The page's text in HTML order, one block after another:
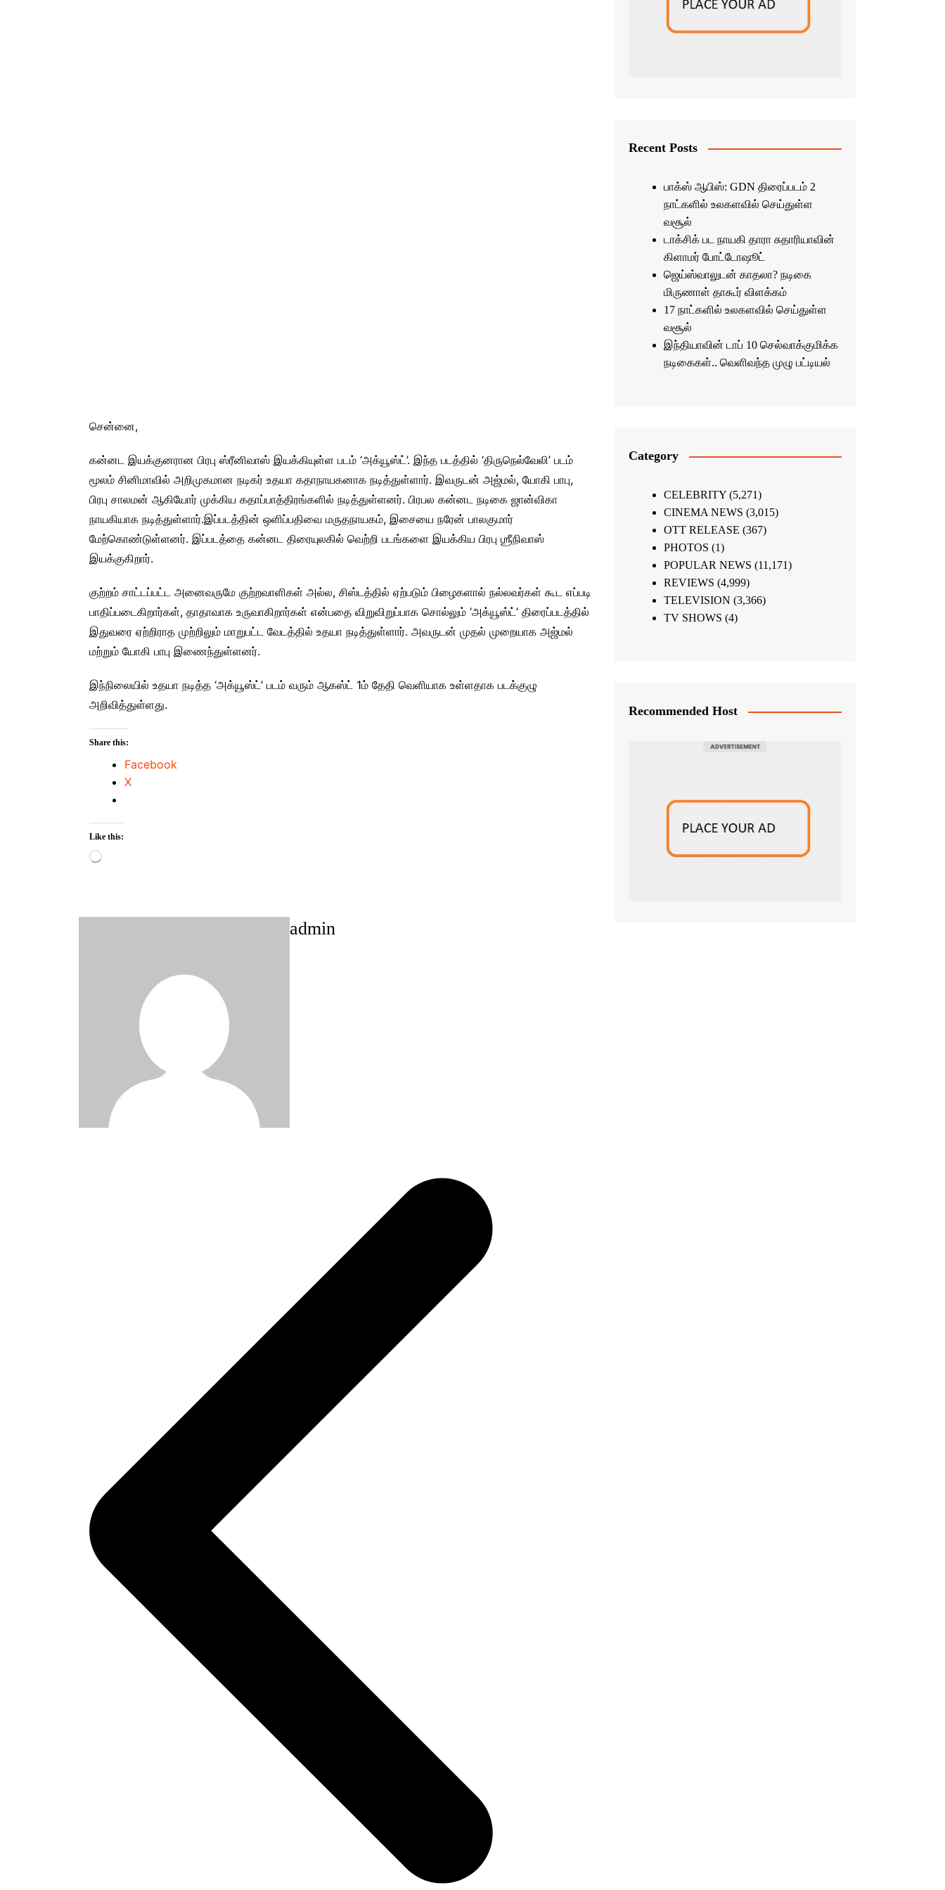
சென்னை,
கன்னட இயக்குனரான பிரபு ஸ்ரீனிவாஸ் இயக்கியுள்ள படம் ‘அக்யூஸ்ட்’. இந்த படத்தில் ‘திருநெல்வேலி’ படம்
மூலம் சினிமாவில் அறிமுகமான நடிகர் உதயா கதாநாயகனாக நடித்துள்ளார். இவருடன் அஜ்மல், யோகி பாபு,
பிரபு சாலமன் ஆகியோர் முக்கிய கதாப்பாத்திரங்களில் நடித்துள்ளனர். பிரபல கன்னட நடிகை ஜான்விகா
நாயகியாக நடித்துள்ளார்.இப்படத்தின் ஒளிப்பதிவை மருதநாயகம், இசையை நரேன் பாலகுமார்
மேற்கொண்டுள்ளனர். இப்படத்தை கன்னட திரையுலகில் வெற்றி படங்களை இயக்கிய பிரபு ஶ்ரீநிவாஸ்
இயக்குகிறார்.
குற்றம் சாட்டப்பட்ட அனைவருமே குற்றவாளிகள் அல்ல, சிஸ்டத்தில் ஏற்படும் பிழைகளால் நல்லவர்கள் கூட எப்படி
பாதிப்படைகிறார்கள், தாதாவாக உருவாகிறார்கள் என்பதை விறுவிறுப்பாக சொல்லும் ‘அக்யூஸ்ட்’ திரைப்படத்தில்
இதுவரை ஏற்றிராத முற்றிலும் மாறுபட்ட வேடத்தில் உதயா நடித்துள்ளார். அவருடன் முதல் முறையாக அஜ்மல்
மற்றும் யோகி பாபு இணைந்துள்ளனர்.
இந்நிலையில் உதயா நடித்த ‘அக்யூஸ்ட்’ படம் வரும் ஆகஸ்ட் 1ம் தேதி வெளியாக உள்ளதாக படக்குழு
அறிவித்துள்ளது.
Share this:
Facebook
X
Like this:
Loading…
admin
Recent Posts
பாக்ஸ் ஆபிஸ்: GDN திரைப்படம் 2
நாட்களில் உலகளவில் செய்துள்ள
வசூல்
டாக்சிக் பட நாயகி தாரா சுதாரியாவின்
கிளாமர் போட்டோஷூட்
ஜெய்ஸ்வாலுடன் காதலா? நடிகை
மிருணாள் தாகூர் விளக்கம்
17 நாட்களில் உலகளவில் செய்துள்ள
வசூல்
இந்தியாவின் டாப் 10 செல்வாக்குமிக்க
நடிகைகள்.. வெளிவந்த முழு பட்டியல்
Category
CELEBRITY(5,271)
CINEMA NEWS (3,015)
OTT RELEASE (367)
PHOTOS (1)
POPULAR NEWS (11,171)
REVIEWS (4,999)
TELEVISION (3,366)
TV SHOWS (4)
Recommended Host